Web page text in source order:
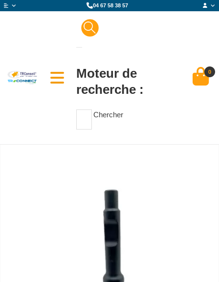
04 67 58 38 57
Moteur de
recherche :
Chercher
0